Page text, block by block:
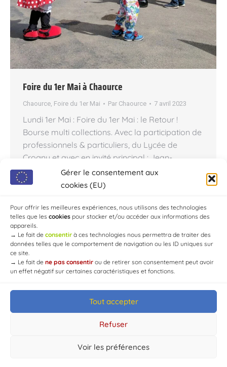
Gérer le consentement aux
cookies (EU)
Pour offrir les meilleures expériences, nous utilisons des technologies
telles que les cookies pour stocker et/ou accéder aux informations des
appareils.
→ Le fait de consentir à ces technologies nous permettra de traiter des
données telles que le comportement de navigation ou les ID uniques sur
ce site.
→ Le fait de ne pas consentir ou de retirer son consentement peut avoir
un effet négatif sur certaines caractéristiques et fonctions.
Tout accepter
Refuser
Voir les préférences
Foire du 1er Mai à Chaource
Chaource, Foire du 1er Mai Par Chaource 7 avril 2023
Lundi 1er Mai : Foire du 1er Mai : le Retour !
Bourse multi collections. Avec la participation de
professionnels & particuliers, du Lycée de
Crogny et avec en invité principal : Jean-
Christophe Le Texier dit « Tex« (ancien
animateurs des Z’amours sur TF1). Réservations
spectacle 5€…
© Mairie de Chaource [2004-2024] | Tous droits réservés.
Developed byWEB3-DESIGN